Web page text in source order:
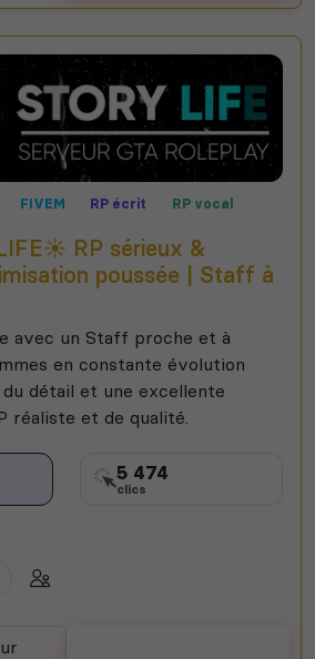
FIVEM RP écrit RP vocal
RP sérieux &
poussée | Staff à
avec un Staff proche et à
en constante évolution
détail et une excellente
réaliste et de qualité.
5 474
clics